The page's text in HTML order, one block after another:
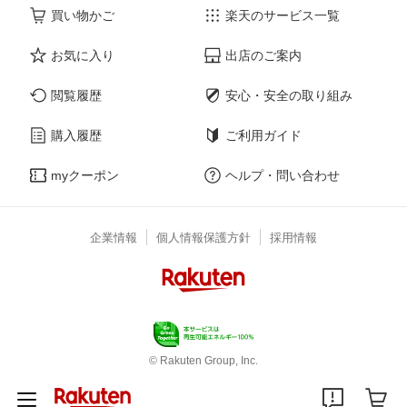
買い物かご
お気に入り
閲覧履歴
購入履歴
myクーポン
楽天のサービス一覧
出店のご案内
安心・安全の取り組み
ご利用ガイド
ヘルプ・問い合わせ
企業情報 個人情報保護方針 採用情報
© Rakuten Group, Inc.